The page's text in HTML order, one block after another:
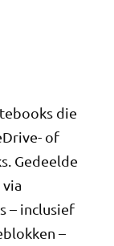
die
of
Gedeelde
– inclusief
–